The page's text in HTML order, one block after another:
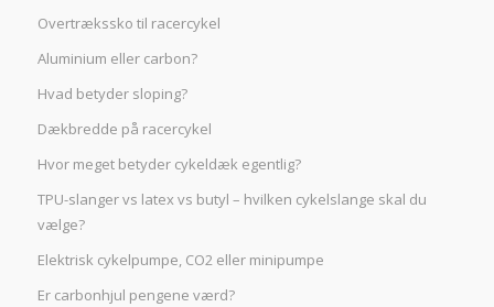
Overtrækssko til racercykel
Aluminium eller carbon?
Hvad betyder sloping?
Dækbredde på racercykel
Hvor meget betyder cykeldæk egentlig?
TPU-slanger vs latex vs butyl – hvilken cykelslange skal du
vælge?
Elektrisk cykelpumpe, CO2 eller minipumpe
Er carbonhjul pengene værd?